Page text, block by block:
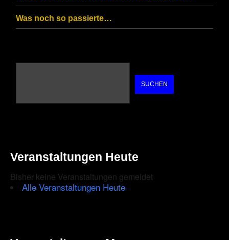
Was noch so passierte…
SUCHEN
Veranstaltungen Heute
Bisher keine Veranstaltungen gemeldet
Alle Veranstaltungen Heute